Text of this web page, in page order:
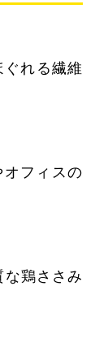
れる繊維
フィスの
鶏ささみ